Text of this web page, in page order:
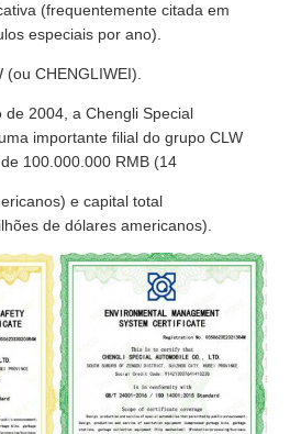
(frequentemente citada em
especiais por ano).
(ou CHENGLIWEI).
2004, a Chengli Special
importante filial do grupo CLW
100.000.000 RMB (14
e capital total
de dólares americanos).